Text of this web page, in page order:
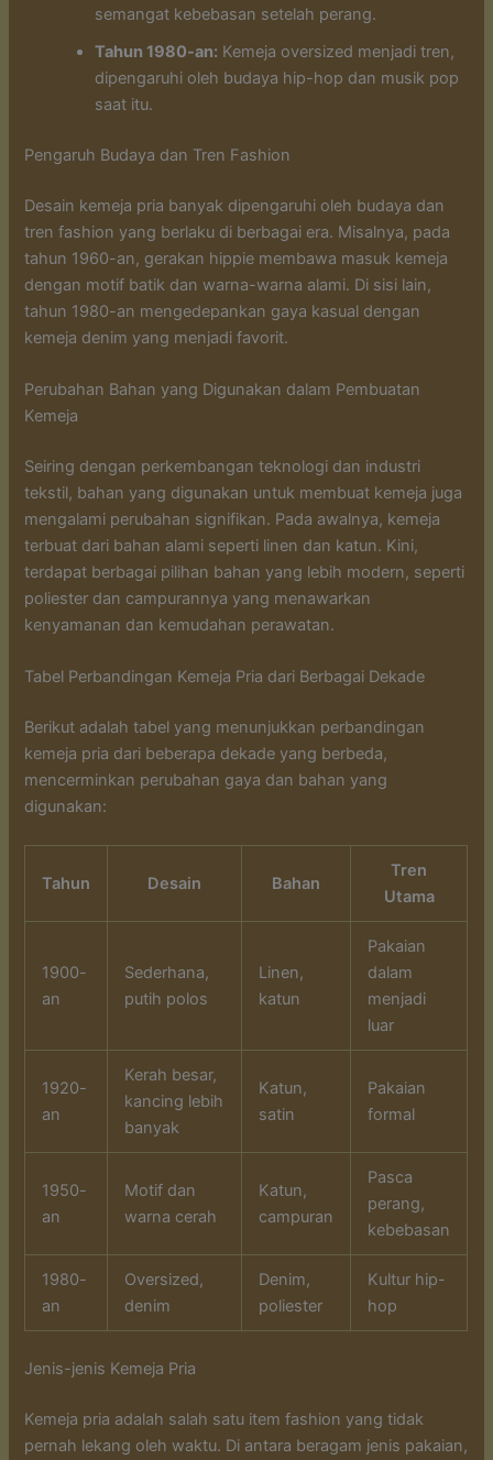
semangat kebebasan setelah perang.
Tahun 1980-an: Kemeja oversized menjadi tren,
dipengaruhi oleh budaya hip-hop dan musik pop
saat itu.
Pengaruh Budaya dan Tren Fashion
Desain kemeja pria banyak dipengaruhi oleh budaya dan
tren fashion yang berlaku di berbagai era. Misalnya, pada
tahun 1960-an, gerakan hippie membawa masuk kemeja
dengan motif batik dan warna-warna alami. Di sisi lain,
tahun 1980-an mengedepankan gaya kasual dengan
kemeja denim yang menjadi favorit.
Perubahan Bahan yang Digunakan dalam Pembuatan
Kemeja
Seiring dengan perkembangan teknologi dan industri
tekstil, bahan yang digunakan untuk membuat kemeja juga
mengalami perubahan signifikan. Pada awalnya, kemeja
terbuat dari bahan alami seperti linen dan katun. Kini,
terdapat berbagai pilihan bahan yang lebih modern, seperti
poliester dan campurannya yang menawarkan
kenyamanan dan kemudahan perawatan.
Tabel Perbandingan Kemeja Pria dari Berbagai Dekade
Berikut adalah tabel yang menunjukkan perbandingan
kemeja pria dari beberapa dekade yang berbeda,
mencerminkan perubahan gaya dan bahan yang
digunakan:
Tahun Desain Bahan
Tren
Utama
1900-
an
Sederhana,
putih polos
Linen,
katun
Pakaian
dalam
menjadi
luar
1920-
an
Kerah besar,
kancing lebih
banyak
Katun,
satin
Pakaian
formal
1950-
an
Motif dan
warna cerah
Katun,
campuran
Pasca
perang,
kebebasan
1980-
an
Oversized,
denim
Denim,
poliester
Kultur hip-
hop
Jenis-jenis Kemeja Pria
Kemeja pria adalah salah satu item fashion yang tidak
pernah lekang oleh waktu. Di antara beragam jenis pakaian,